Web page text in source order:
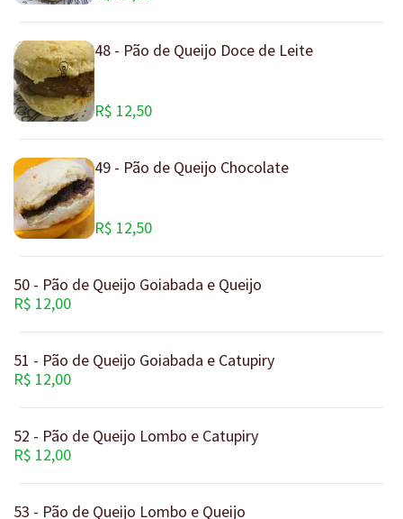
48 - Pão de Queijo Doce de Leite
R$ 12,50
49 - Pão de Queijo Chocolate
R$ 12,50
50 - Pão de Queijo Goiabada e Queijo
R$ 12,00
51 - Pão de Queijo Goiabada e Catupiry
R$ 12,00
52 - Pão de Queijo Lombo e Catupiry
R$ 12,00
53 - Pão de Queijo Lombo e Queijo